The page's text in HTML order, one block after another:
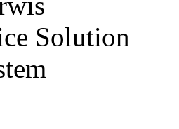
Solution